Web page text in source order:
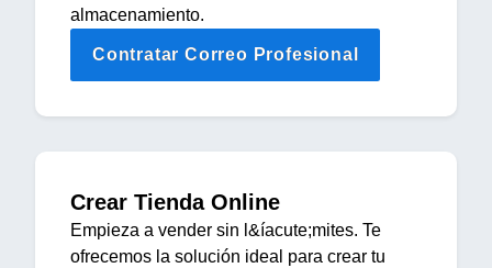
almacenamiento.
Contratar Correo Profesional
Crear Tienda Online
Empieza a vender sin l&íacute;mites. Te
ofrecemos la solución ideal para crear tu